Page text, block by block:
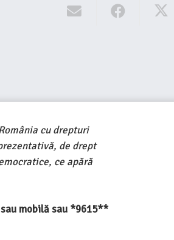
cu drepturi
de drept
ce apără
mobilă sau *9615**